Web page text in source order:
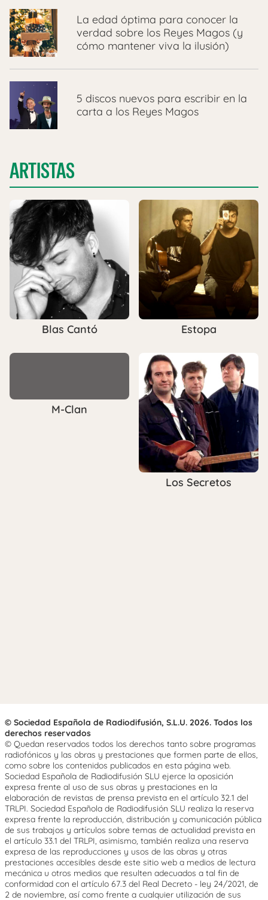
La edad óptima para conocer la
verdad sobre los Reyes Magos (y
cómo mantener viva la ilusión)
5 discos nuevos para escribir en la
carta a los Reyes Magos
ARTISTAS
Blas Cantó Estopa
M-Clan
Los Secretos
© Sociedad Española de Radiodifusión, S.L.U. 2026. Todos los
derechos reservados
© Quedan reservados todos los derechos tanto sobre programas
radiofónicos y las obras y prestaciones que formen parte de ellos,
como sobre los contenidos publicados en esta página web.
Sociedad Española de Radiodifusión SLU ejerce la oposición
expresa frente al uso de sus obras y prestaciones en la
elaboración de revistas de prensa prevista en el artículo 32.1 del
TRLPI. Sociedad Española de Radiodifusión SLU realiza la reserva
expresa frente la reproducción, distribución y comunicación pública
de sus trabajos y artículos sobre temas de actualidad prevista en
el artículo 33.1 del TRLPI, asimismo, también realiza una reserva
expresa de las reproducciones y usos de las obras y otras
prestaciones accesibles desde este sitio web a medios de lectura
mecánica u otros medios que resulten adecuados a tal fin de
conformidad con el artículo 67.3 del Real Decreto - ley 24/2021, de
2 de noviembre, así como frente a cualquier utilización de sus